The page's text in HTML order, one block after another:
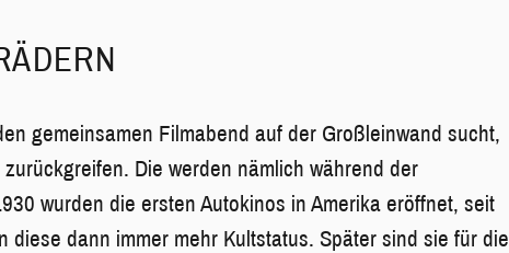
gemeinsamen Filmabend auf der Großleinwand sucht,
Die werden nämlich während der
wurden die ersten Autokinos in Amerika eröffnet, seit
diese dann immer mehr Kultstatus. Später sind sie für die